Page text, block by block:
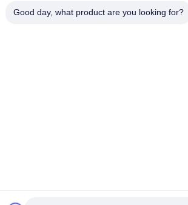
Good day, what product are you looking for?